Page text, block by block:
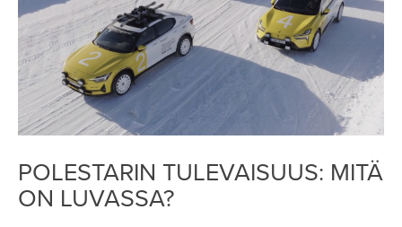
POLESTARIN TULEVAISUUS: MITÄ
ON LUVASSA?